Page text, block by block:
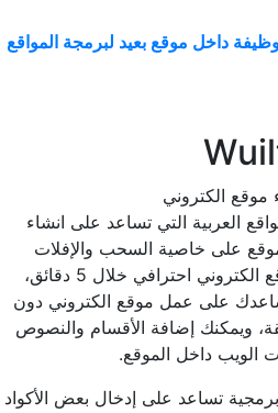
داخل موقع بعيد لبرمجة المواقع
العربية التي تساعد على انشاء
على خاصية السحب والإفلات
وهذا يساعدك على تصميم موقع الكتروني احترافي خلال 5 دقائق،
على عمل موقع الكتروني دون
ويمكنك إضافة الأقسام والنصوص
الويب داخل الموقع.
تساعد على إدخال بعض الأكواد